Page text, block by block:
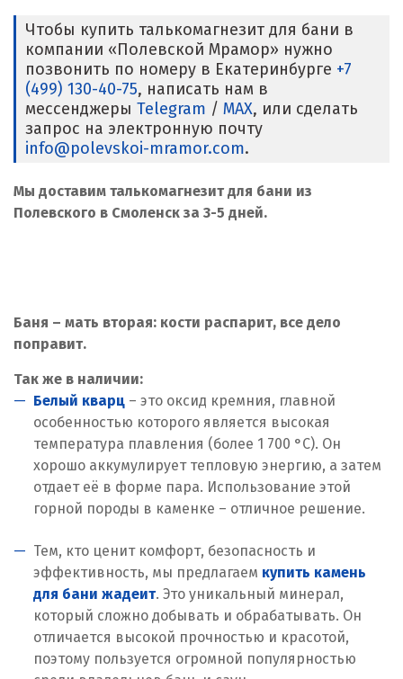
Чтобы купить талькомагнезит для бани в
компании «Полевской Мрамор» нужно
позвонить по номеру в Екатеринбурге +7
(499) 130-40-75, написать нам в
мессенджеры Telegram / MAX, или сделать
запрос на электронную почту
info@polevskoi-mramor.com.
Мы доставим талькомагнезит для бани из
Полевского в Смоленск за 3-5 дней.
Баня – мать вторая: кости распарит, все дело
поправит.
Так же в наличии:
Белый кварц – это оксид кремния, главной
особенностью которого является высокая
температура плавления (более 1 700 °C). Он
хорошо аккумулирует тепловую энергию, а затем
отдает её в форме пара. Использование этой
горной породы в каменке – отличное решение.
Тем, кто ценит комфорт, безопасность и
эффективность, мы предлагаем купить камень
для бани жадеит. Это уникальный минерал,
который сложно добывать и обрабатывать. Он
отличается высокой прочностью и красотой,
поэтому пользуется огромной популярностью